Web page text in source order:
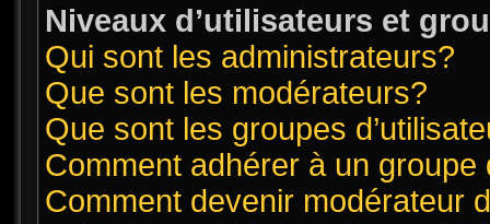
Niveaux d’utilisateurs et
Qui sont les administrateurs?
Que sont les modérateurs?
Que sont les groupes
Comment adhérer à un groupe
Comment devenir modérateur